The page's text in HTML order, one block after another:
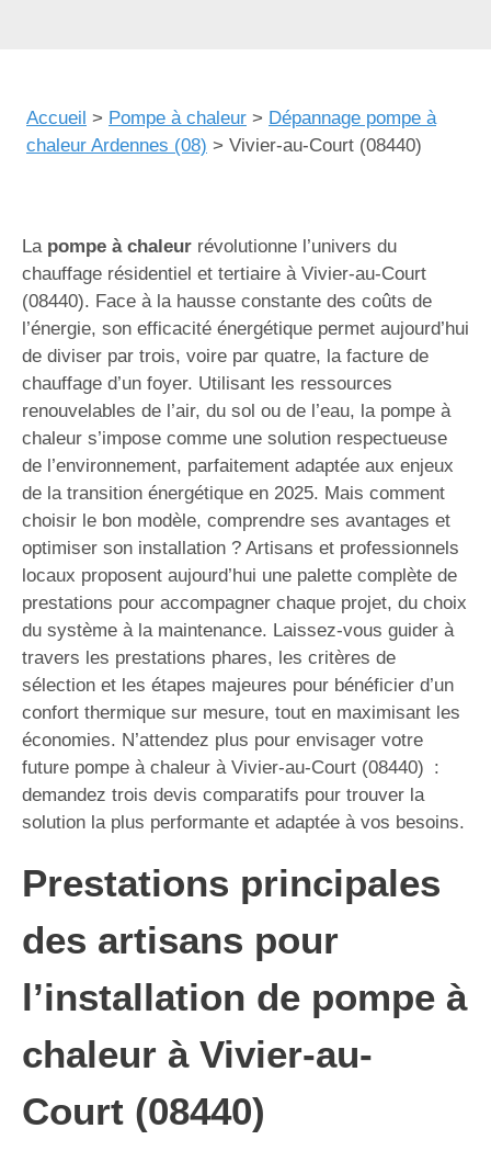
Accueil > Pompe à chaleur > Dépannage pompe à
chaleur Ardennes (08) > Vivier-au-Court (08440)
La pompe à chaleur révolutionne l’univers du
chauffage résidentiel et tertiaire à Vivier-au-Court
(08440). Face à la hausse constante des coûts de
l’énergie, son efficacité énergétique permet aujourd’hui
de diviser par trois, voire par quatre, la facture de
chauffage d’un foyer. Utilisant les ressources
renouvelables de l’air, du sol ou de l’eau, la pompe à
chaleur s’impose comme une solution respectueuse
de l’environnement, parfaitement adaptée aux enjeux
de la transition énergétique en 2025. Mais comment
choisir le bon modèle, comprendre ses avantages et
optimiser son installation ? Artisans et professionnels
locaux proposent aujourd’hui une palette complète de
prestations pour accompagner chaque projet, du choix
du système à la maintenance. Laissez-vous guider à
travers les prestations phares, les critères de
sélection et les étapes majeures pour bénéficier d’un
confort thermique sur mesure, tout en maximisant les
économies. N’attendez plus pour envisager votre
future pompe à chaleur à Vivier-au-Court (08440) :
demandez trois devis comparatifs pour trouver la
solution la plus performante et adaptée à vos besoins.
Prestations principales
des artisans pour
l’installation de pompe à
chaleur à Vivier-au-
Court (08440)